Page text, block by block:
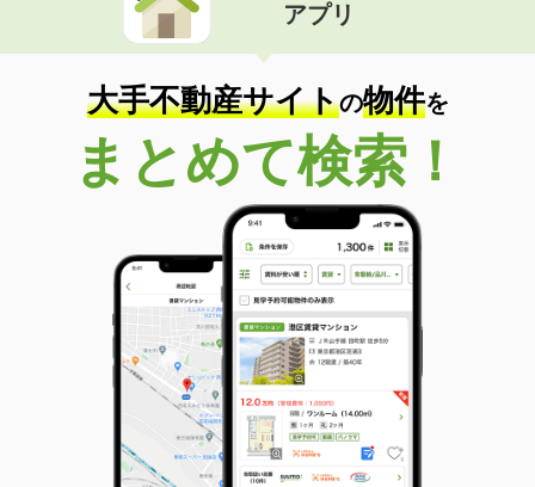
アプリ
大手不動産サイトの物件を
まとめて検索！